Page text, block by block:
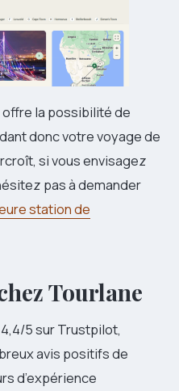
offre la possibilité de
donc votre voyage de
si vous envisagez
pas à demander
station de
Tourlane
5 sur Trustpilot,
avis positifs de
d’expérience